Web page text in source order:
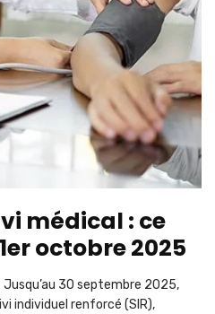
médical : ce
octobre 2025
30 septembre 2025,
individuel renforcé (SIR),